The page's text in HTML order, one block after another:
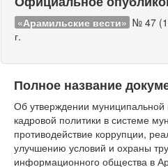
«Арамильские вести» № 47
г.
Полное название
Об утверждении
кадровой политики в системе
противодействие коррупции,
улучшению условий и охраны
информационного общества в